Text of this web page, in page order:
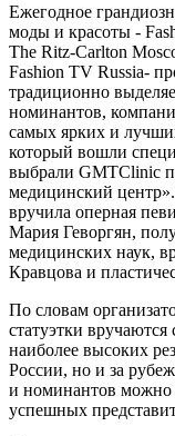
Ежегодное
моды и красоты -
The Ritz-Carlton
Fashion TV Russia-
традиционно
номинантов,
самых ярких и
который вошли
выбрали GMTClinic
медицинский
вручила оперная
Мария Геворгян,
медицинских наук,
Кравцова и
По словам
статуэтки
наиболее высоких
России, но и за
и номинантов можно
успешных